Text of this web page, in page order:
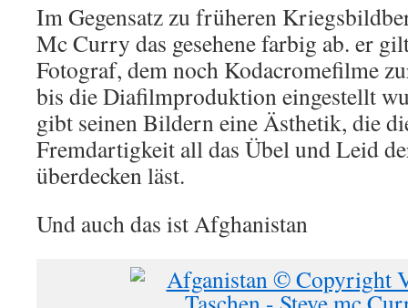
Im Gegensatz zu früheren
Mc Curry das gesehene farbig ab. er
Fotograf, dem noch Kodacromefilme
bis die Diafilmproduktion eingestellt
gibt seinen Bildern eine Ästhetik, die
Fremdartigkeit all das Übel und Leid
überdecken läst.
Und auch das ist Afghanistan